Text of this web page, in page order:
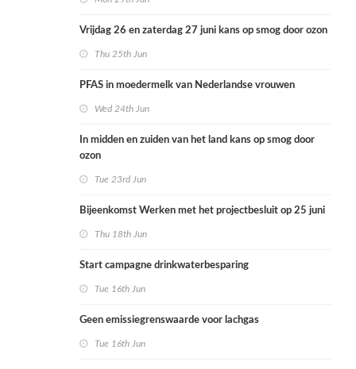
Vrijdag 26 en zaterdag 27 juni kans op smog door ozon
Thu 25th Jun
PFAS in moedermelk van Nederlandse vrouwen
Wed 24th Jun
In midden en zuiden van het land kans op smog door
ozon
Tue 23rd Jun
Bijeenkomst Werken met het projectbesluit op 25 juni
Thu 18th Jun
Start campagne drinkwaterbesparing
Tue 16th Jun
Geen emissiegrenswaarde voor lachgas
Tue 16th Jun